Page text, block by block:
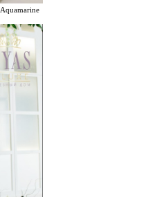
Aquamarine